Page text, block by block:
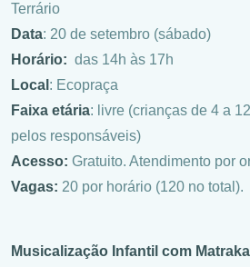
Terrário
Data: 20 de setembro (sábado)
Horário: das 14h às 17h
Local : Ecopraça
Faixa etária: livre (crianças de 4 a
pelos responsáveis)
Acesso: Gratuito. Atendimento por
Vagas: 20 por horário (120 no total).
Musicalização Infantil com